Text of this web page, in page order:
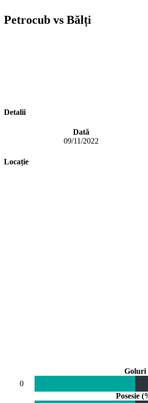
Petrocub vs Bălți
Detalii
Dată
09/11/2022
Locație
Goluri
0
Posesie